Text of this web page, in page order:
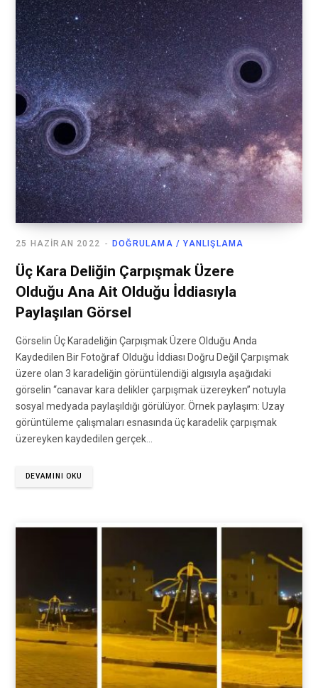
DOĞRULAMA / YANLIŞLAMA
25 HAZIRAN 2022
Üç Kara Deliğin Çarpışmak Üzere
Olduğu Ana Ait Olduğu İddiasıyla
Paylaşılan Görsel
Görselin Üç Karadeliğin Çarpışmak Üzere Olduğu Anda
Kaydedilen Bir Fotoğraf Olduğu İddiası Doğru Değil Çarpışmak
üzere olan 3 karadeliğin görüntülendiği algısıyla aşağıdaki
görselin “canavar kara delikler çarpışmak üzereyken” notuyla
sosyal medyada paylaşıldığı görülüyor. Örnek paylaşım: Uzay
görüntüleme çalışmaları esnasında üç karadelik çarpışmak
üzereyken kaydedilen gerçek…
DEVAMINI OKU